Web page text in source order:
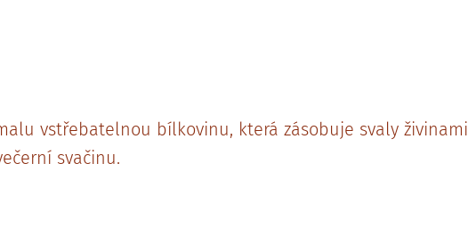
vstřebatelnou bílkovinu, která zásobuje svaly živinami
svačinu.